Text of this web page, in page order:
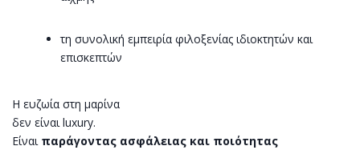
τη συνολική εμπειρία φιλοξενίας ιδιοκτητών και
επισκεπτών
Η ευζωία στη μαρίνα
δεν είναι luxury.
Είναι παράγοντας ασφάλειας και ποιότητας